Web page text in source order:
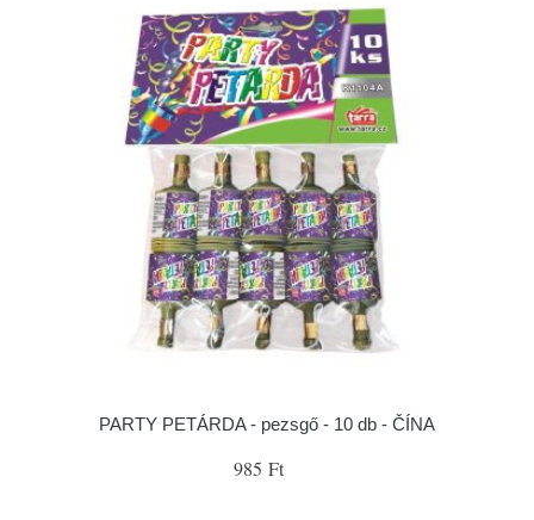
PARTY PETÁRDA - pezsgő - 10 db - ČÍNA
985 Ft